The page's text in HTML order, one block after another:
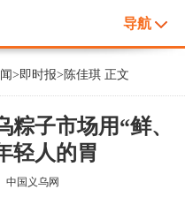
导航
>即时报> 陈佳琪 正文
子市场用“鲜、
轻人的胃
中国义乌网